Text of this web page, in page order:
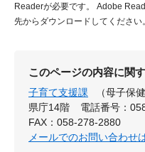
Readerが必要です。
Adobe
先からダウンロードしてください
このページの内容に関
子育て支援課
（母子保
県庁14階
電話番号：
FAX：058-278-2880
メールでのお問い合わせ